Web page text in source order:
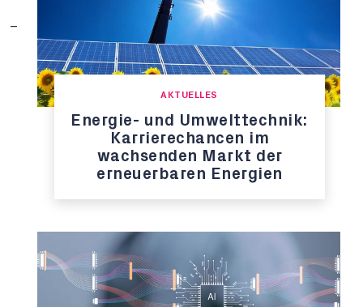
AKTUELLES
Energie- und Umwelttechnik:
Karrierechancen im
wachsenden Markt der
erneuerbaren Energien